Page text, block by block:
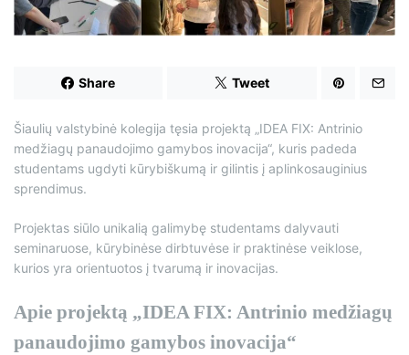
d
t
Share Tweet
Šiaulių valstybinė kolegija tęsia projektą „IDEA FIX: Antrinio
medžiagų panaudojimo gamybos inovacija“, kuris padeda
studentams ugdyti kūrybiškumą ir gilintis į aplinkosauginius
sprendimus.
Projektas siūlo unikalią galimybę studentams dalyvauti
seminaruose, kūrybinėse dirbtuvėse ir praktinėse veiklose,
kurios yra orientuotos į tvarumą ir inovacijas.
Apie projektą „IDEA FIX: Antrinio medžiagų
panaudojimo gamybos inovacija“